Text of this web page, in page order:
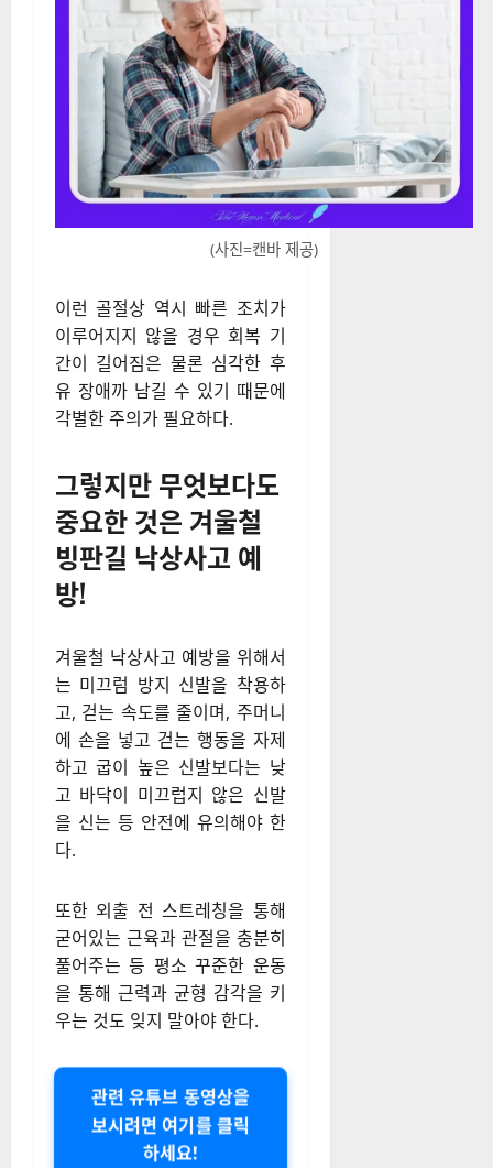
(사진=캔바 제공)
이런 골절상 역시 빠른 조치가
이루어지지 않을 경우 회복 기
간이 길어짐은 물론 심각한 후
유 장애까 남길 수 있기 때문에
각별한 주의가 필요하다.
그렇지만 무엇보다도
중요한 것은 겨울철
빙판길 낙상사고 예
방!
겨울철 낙상사고 예방을 위해서
는 미끄럼 방지 신발을 착용하
고, 걷는 속도를 줄이며, 주머니
에 손을 넣고 걷는 행동을 자제
하고 굽이 높은 신발보다는 낮
고 바닥이 미끄럽지 않은 신발
을 신는 등 안전에 유의해야 한
다.
또한 외출 전 스트레칭을 통해
굳어있는 근육과 관절을 충분히
풀어주는 등 평소 꾸준한 운동
을 통해 근력과 균형 감각을 키
우는 것도 잊지 말아야 한다.
관련 유튜브 동영상을
보시려면 여기를 클릭
하세요!